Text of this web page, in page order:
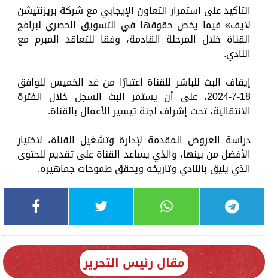
التأكيد على استمرار التعاون الإيجابي مع شركة بريزنتيشن
لايف» فيما يخص حقوقها في التسويق الحصري لبرامج
القناة خلال المرحلة القادمة، وفقا للتعاقد المبرم مع
النادي.
إيقاف البث للباشر للقناة اعتبارًا من غد الخميس للوافق
18-7-2024، على أن يستمر البث السجل خلال الفترة
الانتقالية، تحت إشراف لجنة تيسير الأعمال بالقناة.
دراسة العروض المقدمة لإدارة وتشغيل القناة، لاختيار
الأفضل من بينها، والذي يساعد القناة على تقديم للحتوى
الذي يليق بالنادي وتاريخه ويحقق طموحات جماهيره.
مقال رئيس التحرير